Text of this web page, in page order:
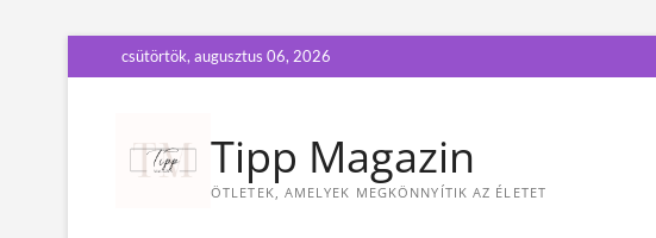
k
csütörtök, augusztus 06, 2026
Tipp Magazin
ÖTLETEK, AMELYEK MEGKÖNNYÍTIK AZ ÉLETET